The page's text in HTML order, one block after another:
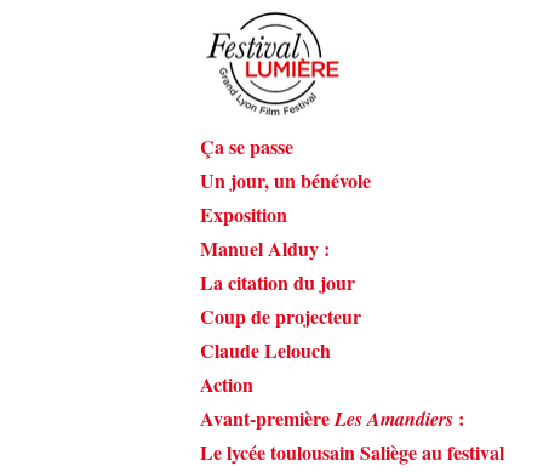
Ça se passe
Un jour, un bénévole
Exposition
Manuel Alduy :
La citation du jour
Coup de projecteur
Claude Lelouch
Action
Avant-premièreLes Amandiers :
Le lycée toulousain Saliège au festival